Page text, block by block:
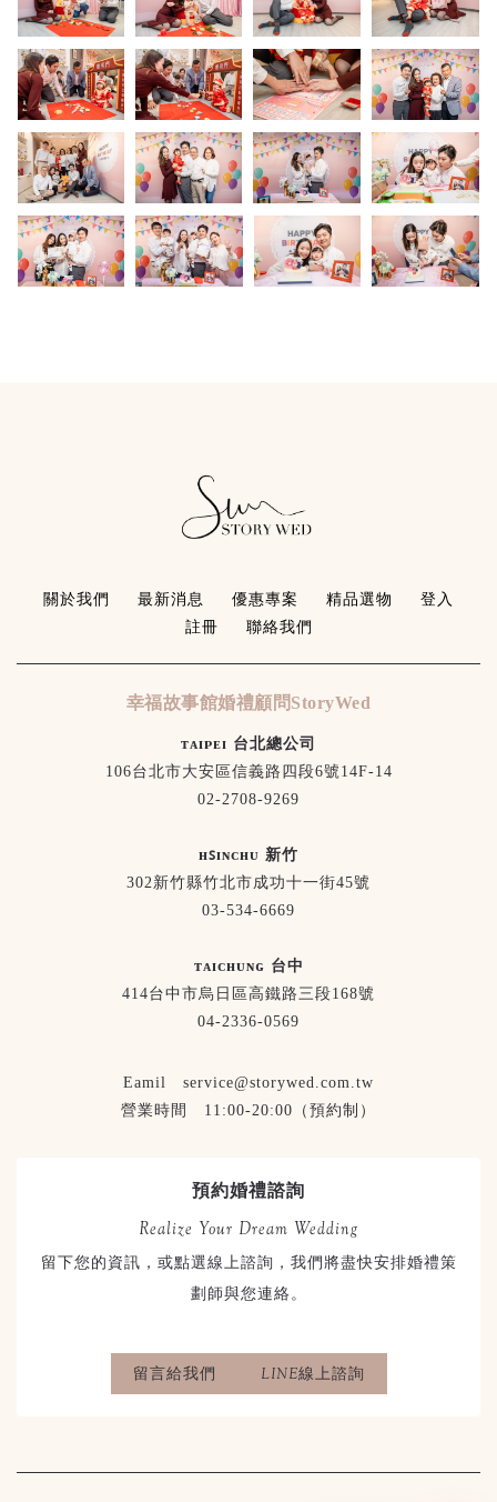
關於我們 最新消息 優惠專案 精品選物
登入
註冊
聯絡我們
幸福故事館婚禮顧問StoryWed
ᴛᴀɪᴘᴇɪ 台北總公司
106台北市大安區信義路四段6號14F-14
02-2708-9269
ʜꜱɪɴᴄʜᴜ 新竹
302新竹縣竹北市成功十一街45號
03-534-6669
ᴛᴀɪᴄʜᴜɴɢ 台中
414台中市烏日區高鐵路三段168號
04-2336-0569
Eamil service@storywed.com.tw
營業時間 11:00-20:00（預約制）
預約婚禮諮詢
Realize Your Dream Wedding
留下您的資訊，或點選線上諮詢，我們將盡快安排婚禮策
劃師與您連絡。
留言給我們 LINE線上諮詢